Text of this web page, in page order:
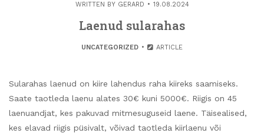
WRITTEN BY GERARD 19.08.2024
Laenud sularahas
UNCATEGORIZED ARTICLE
Sularahas laenud on kiire lahendus raha kiireks saamiseks.
Saate taotleda laenu alates 30€ kuni 5000€. Riigis on 45
laenuandjat, kes pakuvad mitmesuguseid laene. Täisealised,
kes elavad riigis püsivalt, võivad taotleda kiirlaenu või